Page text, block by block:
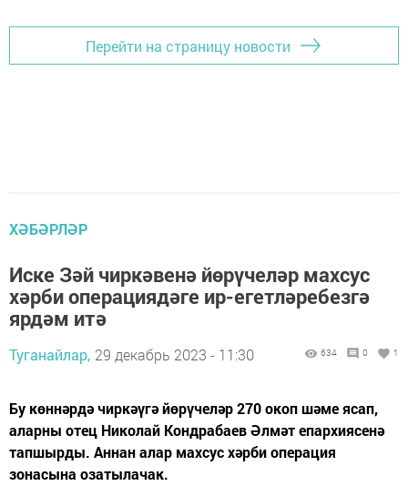
Перейти на страницу новости
ХӘБӘРЛӘР
Иске Зәй чиркәвенә йөрүчеләр махсус
хәрби операциядәге ир-егетләребезгә
ярдәм итә
Туганайлар, 29 декабрь 2023 - 11:30 634 0 1
Бу көннәрдә чиркәүгә йөрүчеләр 270 окоп шәме ясап,
аларны отец Николай Кондрабаев Әлмәт епархиясенә
тапшырды. Аннан алар махсус хәрби операция
зонасына озатылачак.